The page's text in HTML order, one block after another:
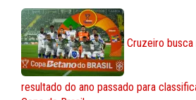
Cruzeiro
resultado do ano passado para